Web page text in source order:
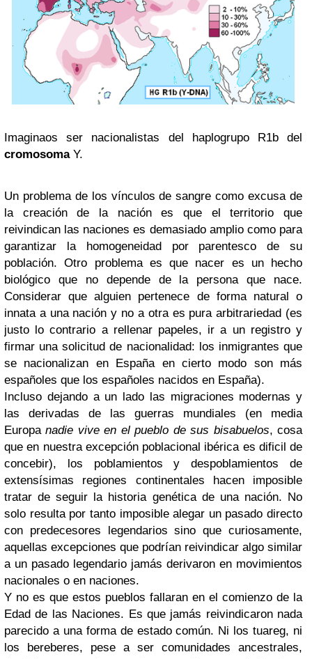
Imaginaos ser nacionalistas del haplogrupo R1b del
cromosomaY.
Un problema de los vínculos de sangre como excusa de
la creación de la nación es que el territorio que
reivindican las naciones es demasiado amplio como para
garantizar la homogeneidad por parentesco de su
población. Otro problema es que nacer es un hecho
biológico que no depende de la persona que nace.
Considerar que alguien pertenece de forma natural o
innata a una nación y no a otra es pura arbitrariedad (es
justo lo contrario a rellenar papeles, ir a un registro y
firmar una solicitud de nacionalidad: los inmigrantes que
se nacionalizan en España en cierto modo son más
españoles que los españoles nacidos en España).
Incluso dejando a un lado las migraciones modernas y
las derivadas de las guerras mundiales (en media
Europanadie vive en el pueblo de sus bisabuelos, cosa
que en nuestra excepción poblacional ibérica es dificil de
concebir), los poblamientos y despoblamientos de
extensísimas regiones continentales hacen imposible
tratar de seguir la historia genética de una nación. No
solo resulta por tanto imposible alegar un pasado directo
con predecesores legendarios sino que curiosamente,
aquellas excepciones que podrían reivindicar algo similar
a un pasado legendario jamás derivaron en movimientos
nacionales o en naciones.
Y no es que estos pueblos fallaran en el comienzo de la
Edad de las Naciones. Es que jamás reivindicaron nada
parecido a una forma de estado común. Ni los tuareg, ni
los bereberes, pese a ser comunidades ancestrales,